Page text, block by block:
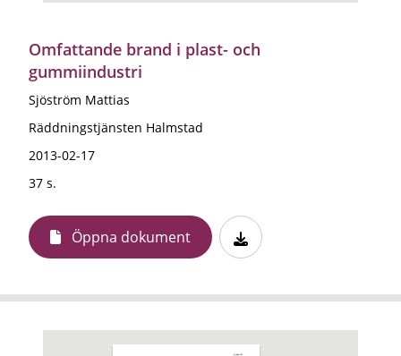
Omfattande brand i plast- och
gummiindustri
Sjöström Mattias
Räddningstjänsten Halmstad
2013-02-17
37 s.
Öppna dokument